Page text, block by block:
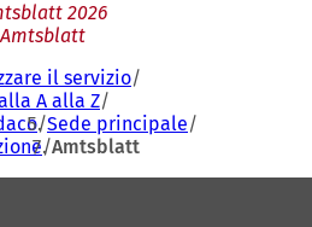
2026
Amtsblatt
il servizio
A alla Z
Sede principale
Amtsblatt